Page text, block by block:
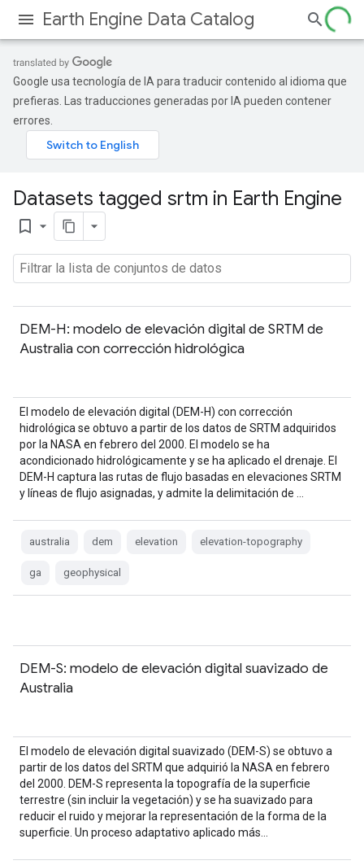
Earth Engine Data Catalog
Google usa tecnología de IA para traducir contenido al idioma que
prefieras. Las traducciones generadas por IA pueden contener
errores.
Datasets tagged srtm in Earth Engine
bookmark_border
DEM-H: modelo de elevación digital de SRTM de
Australia con corrección hidrológica
El modelo de elevación digital (DEM-H) con corrección
hidrológica se obtuvo a partir de los datos de SRTM adquiridos
por la NASA en febrero del 2000. El modelo se ha
acondicionado hidrológicamente y se ha aplicado el drenaje. El
DEM-H captura las rutas de flujo basadas en elevaciones SRTM
y líneas de flujo asignadas, y admite la delimitación de …
australia dem elevation elevation-topography
ga geophysical
DEM-S: modelo de elevación digital suavizado de
Australia
El modelo de elevación digital suavizado (DEM-S) se obtuvo a
partir de los datos del SRTM que adquirió la NASA en febrero
del 2000. DEM-S representa la topografía de la superficie
terrestre (sin incluir la vegetación) y se ha suavizado para
reducir el ruido y mejorar la representación de la forma de la
superficie. Un proceso adaptativo aplicado más…